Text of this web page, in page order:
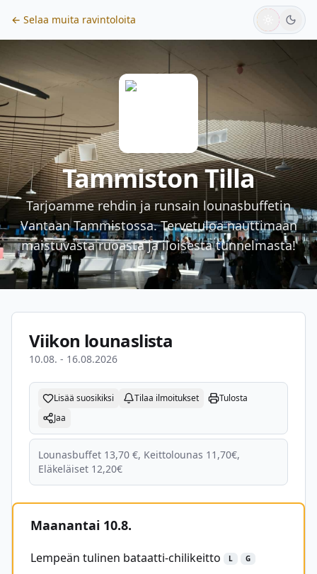
← Selaa muita ravintoloita
Tammiston Tilla
Tarjoamme rehdin ja runsain lounasbuffetin
Vantaan Tammistossa. Tervetuloa nauttimaan
maistuvasta ruoasta ja iloisesta tunnelmasta!
Viikon lounaslista
10.08. - 16.08.2026
Lisää suosikiksi Tilaa ilmoitukset
Tulosta
Jaa
Lounasbuffet 13,70 €, Keittolounas 11,70€,
Eläkeläiset 12,20€
Maanantai 10.8.
Lempeän tulinen bataatti-chilikeitto L G